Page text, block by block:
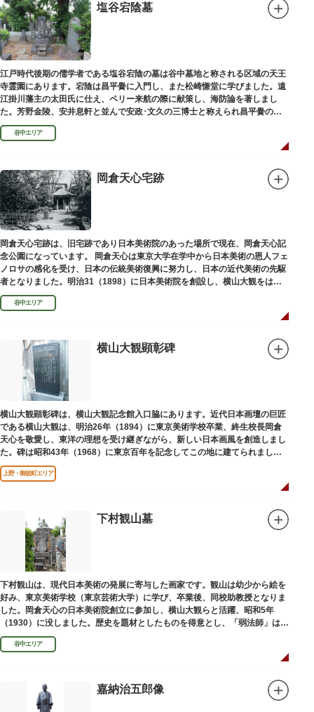
塩谷宕陰墓
江戸時代後期の儒学者である塩谷宕陰の墓は谷中墓地と称される区域の天王
寺霊園にあります。宕陰は昌平黌に入門し、また松崎慊堂に学びました。遠
江掛川藩主の太田氏に仕え、ペリー来航の際に献策し、海防論を著しまし
た。芳野金陵、安井息軒と並んで安政･文久の三博士と称えられ昌平黌の教
授として多くの文人を育て、慶応3年 （1867）に没しました。
谷中エリア
岡倉天心宅跡
岡倉天心宅跡は、旧宅跡であり日本美術院のあった場所で現在、岡倉天心記
念公園になっています。 岡倉天心は東京大学在学中から日本美術の恩人フェ
ノロサの感化を受け、日本の伝統美術復興に努力し、日本の近代美術の先駆
者となりました。明治31（1898）に日本美術院を創設し、横山大観をはじ
め優れた画家を世に送り出しました。
谷中エリア
横山大観顕彰碑
横山大観顕彰碑は、横山大観記念館入口脇にあります。近代日本画壇の巨匠
である横山大観は、明治26年（1894）に東京美術学校卒業、終生校長岡倉
天心を敬愛し、東洋の理想を受け継ぎながら、新しい日本画風を創造しまし
た。碑は昭和43年（1968）に東京百年を記念してこの地に建てられまし
た。
上野・御徒町エリア
下村観山墓
下村観山は、現代日本美術の発展に寄与した画家です。観山は幼少から絵を
好み、東京美術学校（東京芸術大学）に学び、卒業後、同校助教授となりま
した。岡倉天心の日本美術院創立に参加し、横山大観らと活躍、昭和5年
（1930）に没しました。歴史を題材としたものを得意とし、「弱法師」は代
表作です。お墓は安立寺（あんりゅうじ）にあります。
谷中エリア
嘉納治五郎像